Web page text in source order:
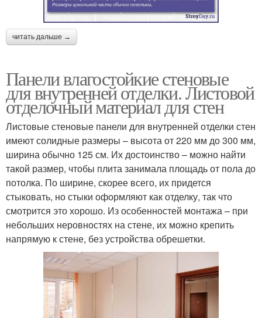
читать дальше →
Панели влагостойкие стеновые
для внутренней отделки. Листовой
отделочный материал для стен
Листовые стеновые панели для внутренней отделки стен
имеют солидные размеры – высота от 220 мм до 300 мм,
ширина обычно 125 см. Их достоинство – можно найти
такой размер, чтобы плита занимала площадь от пола до
потолка. По ширине, скорее всего, их придется
стыковать, но стыки оформляют как отделку, так что
смотрится это хорошо. Из особенностей монтажа – при
небольших неровностях на стене, их можно крепить
напрямую к стене, без устройства обрешетки.